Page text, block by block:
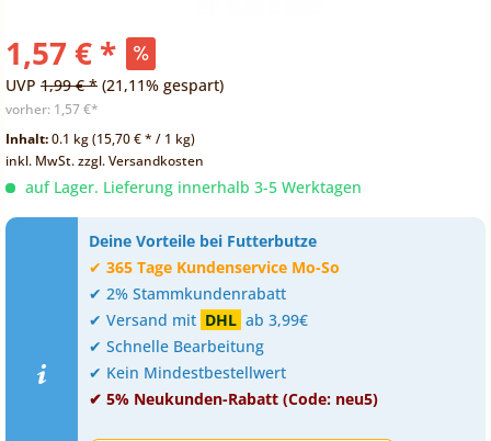
1,57 € *
UVP 1,99 € * (21,11% gespart)
vorher: 1,57 €*
Inhalt:0.1 kg (15,70 € * / 1 kg)
inkl. MwSt.zzgl. Versandkosten
auf Lager. Lieferung innerhalb 3-5 Werktagen
Deine Vorteile bei Futterbutze
✔ 365 Tage Kundenservice Mo-So
✔ 2% Stammkundenrabatt
✔ Versand mit DHL ab 3,99€
✔ Schnelle Bearbeitung
✔ Kein Mindestbestellwert
✔ 5% Neukunden-Rabatt (Code: neu5)